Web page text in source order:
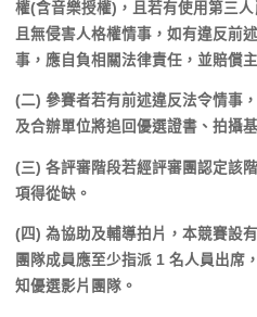
權(含音樂授權)，且若有使用第三
且無侵害人格權情事，如有違反前
事，應自負相關法律責任，並賠償
(二) 參賽者若有前述違反法令情事
及合辦單位將追回優選證書、拍攝
(三) 各評審階段若經評審團認定該
項得從缺。
(四) 為協助及輔導拍片，本競賽設
團隊成員應至少指派 1 名人員出席
知優選影片團隊。